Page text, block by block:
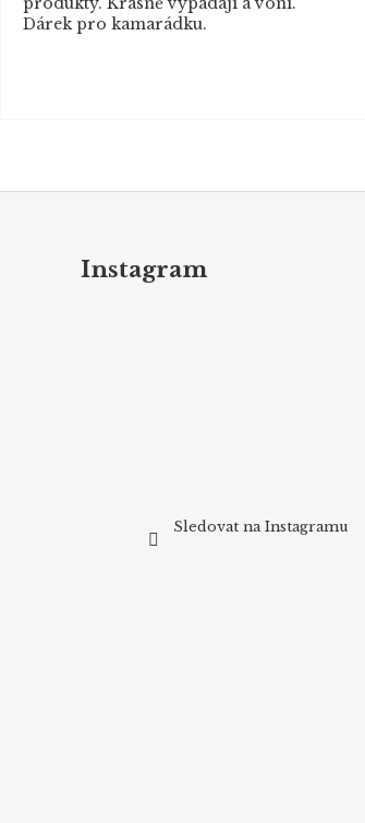
Dárek pro kamarádku.
Instagram
Sledovat na Instagramu